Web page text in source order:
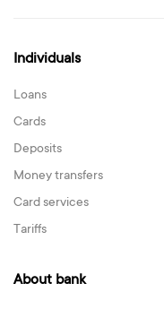
Individuals
Loans
Cards
Deposits
Money transfers
Card services
Tariffs
About bank